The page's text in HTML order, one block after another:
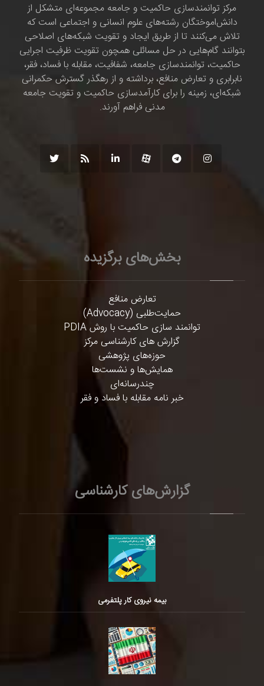
مرکز توانمندسازی حاکمیت و جامعه مجموعه‌ای متشکل از
دانش‌اموختگان رشته‌های علوم انسانی و اجتماعی است که
تلاش می‌کنند تا از طریق ایجاد و تقویت شبکه‌های اصلاحی
بتوانند گام‌هایی در حل مسائلی همچون تقویت ظرفیت اجرایی
حاکمیت، توانمندسازی جامعه، شفافیت، مقابله با فساد، فقر،
نابرابری و تعارض منافع، برداشته و از رهگذر گسترش حکمرانی
شبکه‌ای، زمینه را برای کارآمدسازی حاکمیت و تقویت جامعه
مدنی فراهم آورند.
بخش‌های برگزیده
تعارض منافع
حمایت‌طلبی (Advocacy)
توانمند سازی حاکمیت با روش PDIA
گزارش های کارشناسی مرکز
حوزه‌های پژوهشی
همایش‌ها و نشست‌ها
چندرسانه‌ای
خبر نامه مقابله با فساد و فقر
گزارش‌های کارشناسی
بیمه نیروی کار پلتفرمی